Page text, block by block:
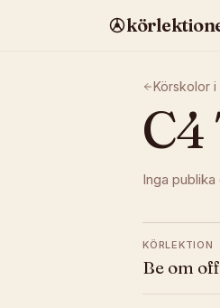
Körskolor i
Inga
KÖRLEKTION
Be om